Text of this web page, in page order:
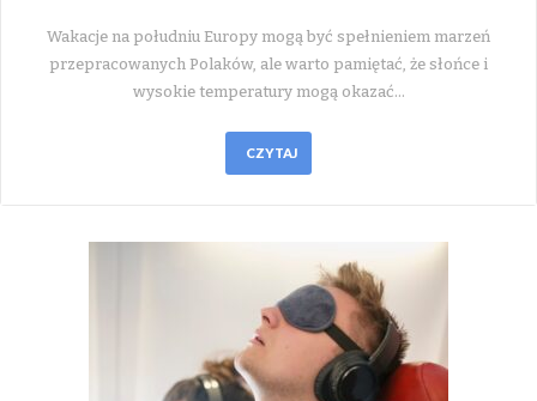
Wakacje na południu Europy mogą być spełnieniem marzeń
przepracowanych Polaków, ale warto pamiętać, że słońce i
wysokie temperatury mogą okazać…
CZYTAJ